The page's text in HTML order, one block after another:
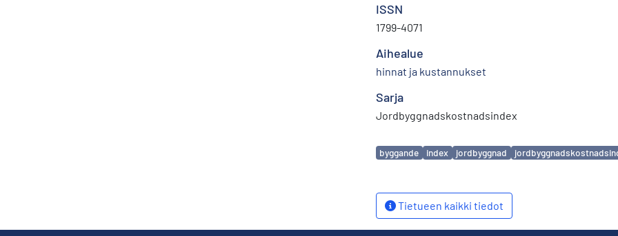
ISSN
1799-4071
Aihealue
hinnat ja kustannukset
Sarja
Jordbyggnadskostnadsindex
Avainsanat
byggande index jordbyggnad
Tietueen kaikki tiedot